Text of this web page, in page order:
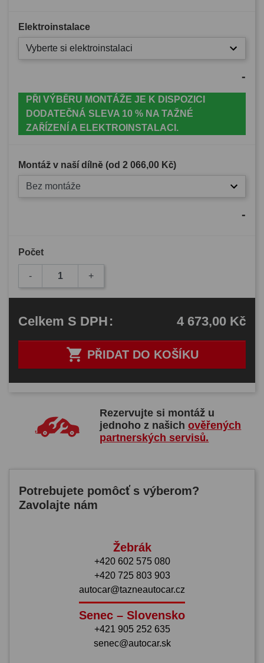
Elektroinstalace
Vyberte si elektroinstalaci
-
PŘI VÝBĚRU MONTÁŽE JE K DISPOZICI
DODATEČNÁ SLEVA 10 % NA TAŽNÉ
ZAŘÍZENÍ A ELEKTROINSTALACI.
Montáž v naší dílně (od 2 066,00 Kč)
Bez montáže
-
Počet
- +
 PŘIDAT DO KOŠÍKU
Celkem S DPH: 4 673,00 Kč
Rezervujte si montáž u
jednoho z našichověřených
partnerských servisů.
Potrebujete pomôcť s výberom?
Zavolajte nám
Žebrák
+420 602 575 080
+420 725 803 903
autocar@tazneautocar.cz
Senec – Slovensko
+421 905 252 635
senec@autocar.sk